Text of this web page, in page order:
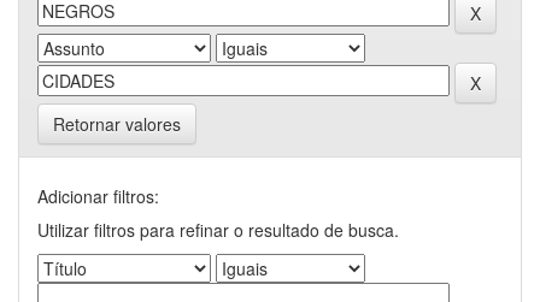
Retornar valores
Adicionar filtros:
Utilizar filtros para refinar o resultado de busca.